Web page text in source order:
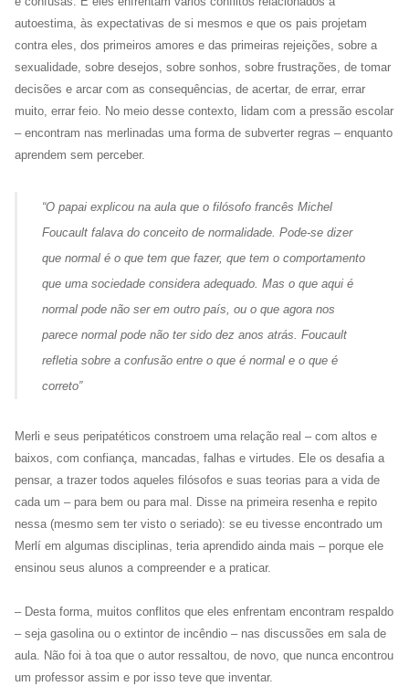
autoestima, às expectativas de si mesmos e que os pais projetam
contra eles, dos primeiros amores e das primeiras rejeições, sobre a
sexualidade, sobre desejos, sobre sonhos, sobre frustrações, de tomar
decisões e arcar com as consequências, de acertar, de errar, errar
muito, errar feio. No meio desse contexto, lidam com a pressão escolar
– encontram nas merlinadas uma forma de subverter regras – enquanto
aprendem sem perceber.
“O papai explicou na aula que o filósofo francês Michel
Foucault falava do conceito denormalidade . Pode-se dizer
quenormal é o que tem que fazer, que tem o comportamento
que uma sociedade considera adequado. Mas o que aqui é
normal pode não ser em outro país, ou o que agora nos
parece normal pode não ter sido dez anos atrás. Foucault
refletia sobre a confusão entre o que é normal e o que é
correto”
Merli e seus peripatéticos constroem uma relação real – com altos e
baixos, com confiança, mancadas, falhas e virtudes. Ele os desafia a
pensar, a trazer todos aqueles filósofos e suas teorias para a vida de
cada um – para bem ou para mal. Disse na primeira resenha e repito
nessa (mesmo sem ter visto o seriado): se eu tivesse encontrado um
Merlí em algumas disciplinas, teria aprendido ainda mais – porque ele
ensinou seus alunos a compreender e a praticar.
– Desta forma, muitos conflitos que eles enfrentam encontram respaldo
– seja gasolina ou o extintor de incêndio – nas discussões em sala de
aula. Não foi à toa que o autor ressaltou, de novo, que nunca encontrou
um professor assim e por isso teve que inventar.